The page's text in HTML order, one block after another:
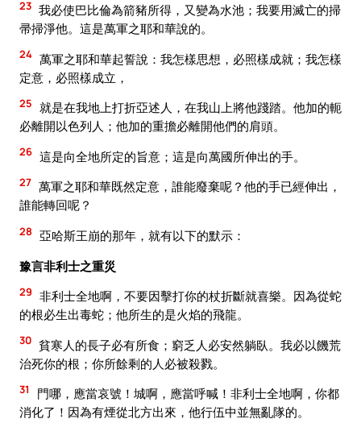
23 我必使巴比倫為箭豬所得，又變為水池；我要用滅亡的掃
帚掃淨他。這是萬軍之耶和華說的。
24 萬軍之耶和華起誓說：我怎樣思想，必照樣成就；我怎樣
定意，必照樣成立，
25 就是在我地上打折亞述人，在我山上將他踐踏。他加的軛
必離開以色列人；他加的重擔必離開他們的肩頭。
26 這是向全地所定的旨意；這是向萬國所伸出的手。
27 萬軍之耶和華既然定意，誰能廢棄呢？他的手已經伸出，
誰能轉回呢？
28 亞哈斯王崩的那年，就有以下的默示：
豫言非利士之重災
29 非利士全地啊，不要因擊打你的杖折斷就喜樂。因為從蛇
的根必生出毒蛇；他所生的是火焰的飛龍。
30 貧寒人的長子必有所食；窮乏人必安然躺臥。我必以饑荒
治死你的根；你所餘剩的人必被殺戮。
31
門哪，應當哀號！城啊，應當呼喊！非利士全地啊，你都
消化了！因為有煙從北方出來，他行伍中並無亂隊的。